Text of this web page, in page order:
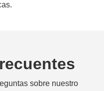
sobre nuestro